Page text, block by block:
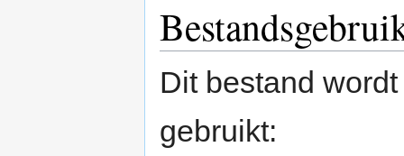
Dit bestand
gebruikt: